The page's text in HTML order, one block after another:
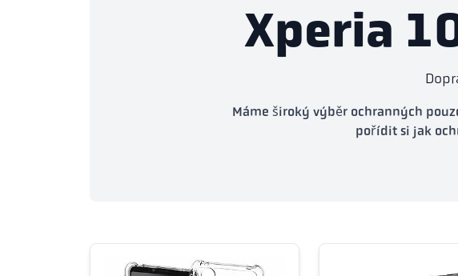
Xperia
Máme široký výběr ochranných
pořídit si jak